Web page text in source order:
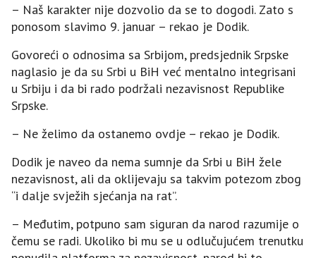
– Naš karakter nije dozvolio da se to dogodi. Zato s
ponosom slavimo 9. januar – rekao je Dodik.
Govoreći o odnosima sa Srbijom, predsjednik Srpske
naglasio je da su Srbi u BiH već mentalno integrisani
u Srbiju i da bi rado podržali nezavisnost Republike
Srpske.
– Ne želimo da ostanemo ovdje – rekao je Dodik.
Dodik je naveo da nema sumnje da Srbi u BiH žele
nezavisnost, ali da oklijevaju sa takvim potezom zbog
“i dalje svježih sjećanja na rat”.
– Međutim, potpuno sam siguran da narod razumije o
čemu se radi. Ukoliko bi mu se u odlučujućem trenutku